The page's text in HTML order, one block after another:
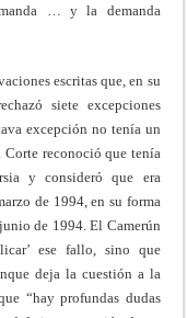
… y la demanda
escritas que, en su
siete excepciones
excepción no tenía un
Corte reconoció que tenía
y consideró que era
de 1994, en su forma
de 1994. El Camerún
ese fallo, sino que
deja la cuestión a la
“hay profundas dudas